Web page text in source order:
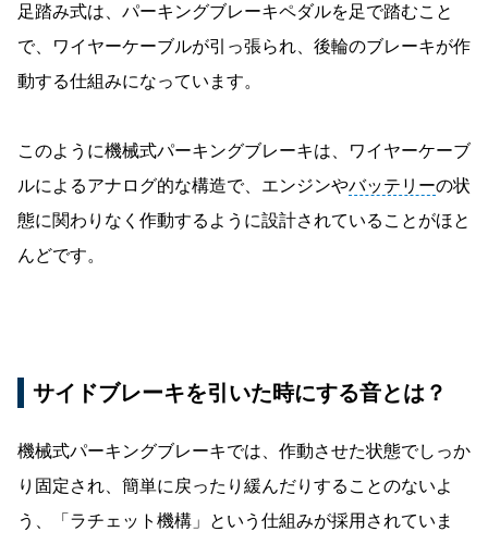
足踏み式は、パーキングブレーキペダルを足で踏むこと
で、ワイヤーケーブルが引っ張られ、後輪のブレーキが作
動する仕組みになっています。
このように機械式パーキングブレーキは、ワイヤーケーブ
ルによるアナログ的な構造で、エンジンやバッテリーの状
態に関わりなく作動するように設計されていることがほと
んどです。
サイドブレーキを引いた時にする音とは？
機械式パーキングブレーキでは、作動させた状態でしっか
り固定され、簡単に戻ったり緩んだりすることのないよ
う、「ラチェット機構」という仕組みが採用されていま